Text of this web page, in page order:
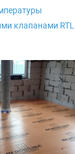
клапанами RTL